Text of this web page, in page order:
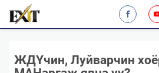
ЖДҮчин, Луйварчин